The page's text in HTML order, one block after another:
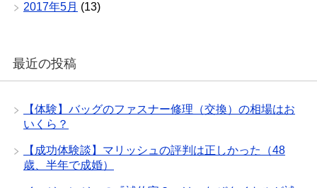
2017年5月 (13)
最近の投稿
【体験】バッグのファスナー修理（交換）の相場はお
いくら？
【成功体験談】マリッシュの評判は正しかった（48
歳、半年で成婚）